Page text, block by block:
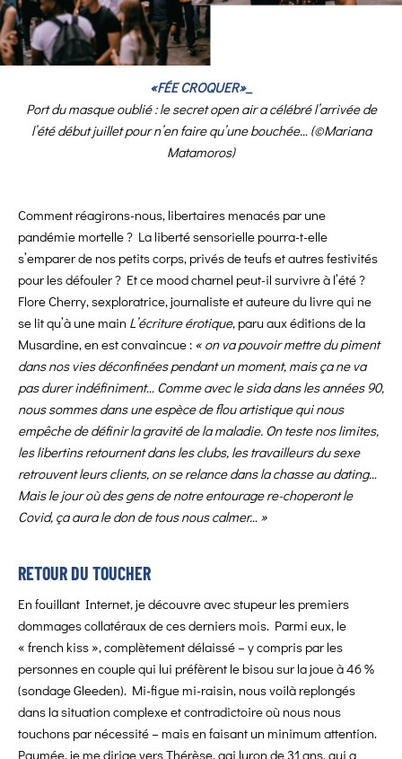
«FÉE CROQUER»_
Port du masque oublié : le secret open air a célébré l’arrivée de
l’été début juillet pour n’en faire qu’une bouchée… (©Mariana
Matamoros)
Comment réagirons-nous, libertaires menacés par une
pandémie mortelle ? La liberté sensorielle pourra-t-elle
s’emparer de nos petits corps, privés de teufs et autres festivités
pour les défouler ? Et ce mood charnel peut-il survivre à l’été ?
Flore Cherry, sexploratrice, journaliste et auteure du livre qui ne
se lit qu’à une main L’écriture érotique, paru aux éditions de la
Musardine, en est convaincue : « on va pouvoir mettre du piment
dans nos vies déconfinées pendant un moment, mais ça ne va
pas durer indéfiniment… Comme avec le sida dans les années 90,
nous sommes dans une espèce de flou artistique qui nous
empêche de définir la gravité de la maladie. On teste nos limites,
les libertins retournent dans les clubs, les travailleurs du sexe
retrouvent leurs clients, on se relance dans la chasse au dating…
Mais le jour où des gens de notre entourage re-choperont le
Covid, ça aura le don de tous nous calmer… »
RETOUR DU TOUCHER
En fouillant Internet, je découvre avec stupeur les premiers
dommages collatéraux de ces derniers mois. Parmi eux, le
« french kiss », complètement délaissé – y compris par les
personnes en couple qui lui préfèrent le bisou sur la joue à 46 %
(sondage Gleeden). Mi-figue mi-raisin, nous voilà replongés
dans la situation complexe et contradictoire où nous nous
touchons par nécessité – mais en faisant un minimum attention.
Paumée, je me dirige vers Thérèse, gai luron de 31 ans, qui a